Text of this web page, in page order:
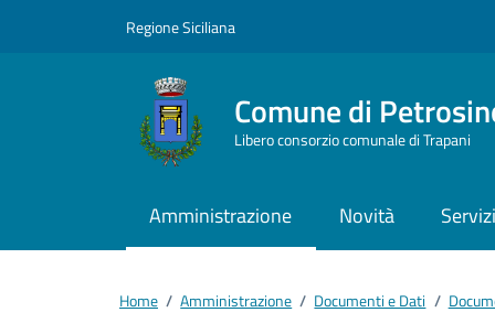
Regione Siciliana
Comune di
Libero consorzio comunale di Trapani
Amministrazione Novità Servizi
Home / Amministrazione / Documenti e Dati /